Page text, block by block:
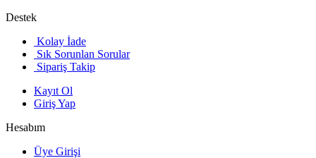
Destek
Kolay İade
Sık Sorunlan Sorular
Sipariş Takip
Kayıt Ol
Giriş Yap
Hesabım
Üye Girişi